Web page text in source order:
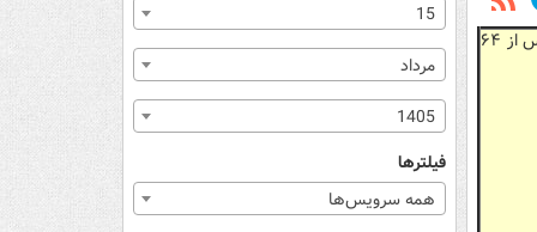
برای دومین بار در تاریخ خود به جام جهانی صعود کرده است. ولز که ماکتی کوچک از فوتبال انگلیس است می خواهد پس از ۶۴
15
مرداد
1405
فیلترها
همه سرویس‌ها